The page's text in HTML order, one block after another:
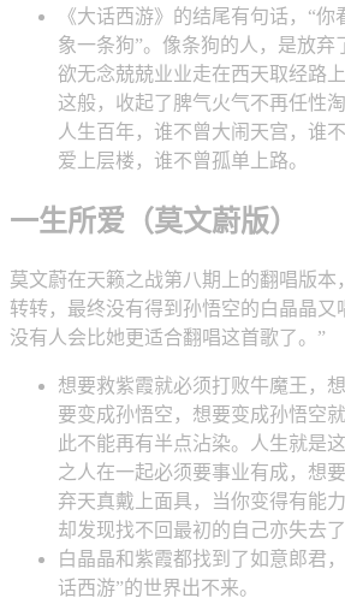
《大话西游》的结尾有句话，“你
象一条狗”。像条狗的人，是放弃
欲无念兢兢业业走在西天取经路
这般，收起了脾气火气不再任性
人生百年，谁不曾大闹天宫，谁
爱上层楼，谁不曾孤单上路。
一生所爱（莫文蔚版）
莫文蔚在天籁之战第八期上的翻唱版本
转转，最终没有得到孙悟空的白晶晶又
没有人会比她更适合翻唱这首歌了。”
想要救紫霞就必须打败牛魔王，
要变成孙悟空，想要变成孙悟空
此不能再有半点沾染。人生就是
之人在一起必须要事业有成，想
弃天真戴上面具，当你变得有能
却发现找不回最初的自己亦失去了
白晶晶和紫霞都找到了如意郎君
话西游”的世界出不来。